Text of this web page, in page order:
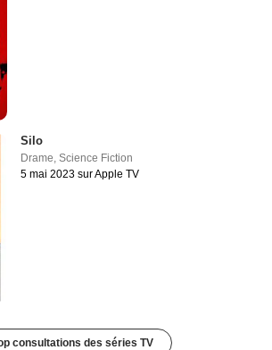
Silo
Drame ,Science Fiction
5 mai 2023 sur Apple TV
consultations des séries TV